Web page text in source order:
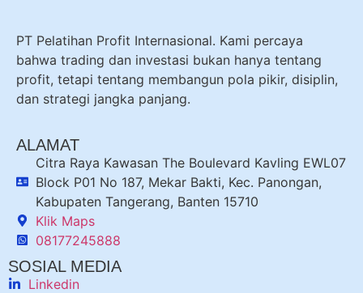
PT Pelatihan Profit Internasional. Kami percaya
bahwa trading dan investasi bukan hanya tentang
profit, tetapi tentang membangun pola pikir, disiplin,
dan strategi jangka panjang.
ALAMAT
Citra Raya Kawasan The Boulevard Kavling EWL07
Block P01 No 187, Mekar Bakti, Kec. Panongan,
Kabupaten Tangerang, Banten 15710
Klik Maps
08177245888
SOSIAL MEDIA
Linkedin